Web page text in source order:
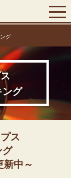
グ
グ
ス
新中～